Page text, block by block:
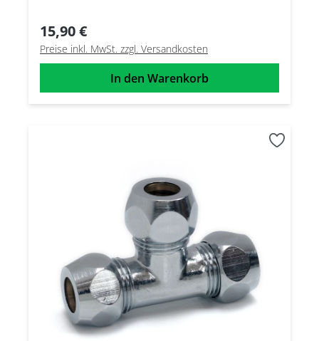
15,90 €
Preise inkl. MwSt. zzgl. Versandkosten
In den Warenkorb